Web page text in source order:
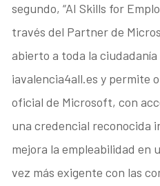
segundo, “AI Skills for
través del Partner de
abierto a toda la
iavalencia4all.es y permite
oficial de Microsoft, con
una credencial reconocida
mejora la empleabilidad en
vez más exigente con las